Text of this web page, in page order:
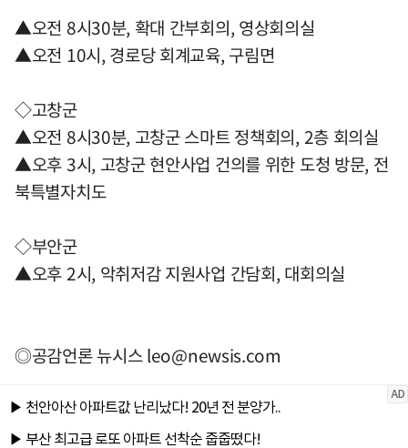
▲오전 8시30분, 확대 간부회의, 영상회의실
▲오전 10시, 경로당 회계교육, 구림면
◇고창군
▲오전 8시30분, 고창군 스마트 정책회의, 2층 회의실
▲오후 3시, 고창군 현안사업 건의를 위한 도청 방문, 전
북특별자치도
◇부안군
▲오후 2시, 악취저감 지원사업 간담회, 대회의실
◎공감언론 뉴시스leo@newsis.com